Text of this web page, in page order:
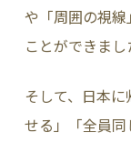
や「周囲の視
ことができまし
そして、日本
せる」「全員